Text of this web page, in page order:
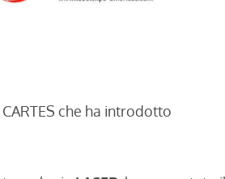
che ha introdotto